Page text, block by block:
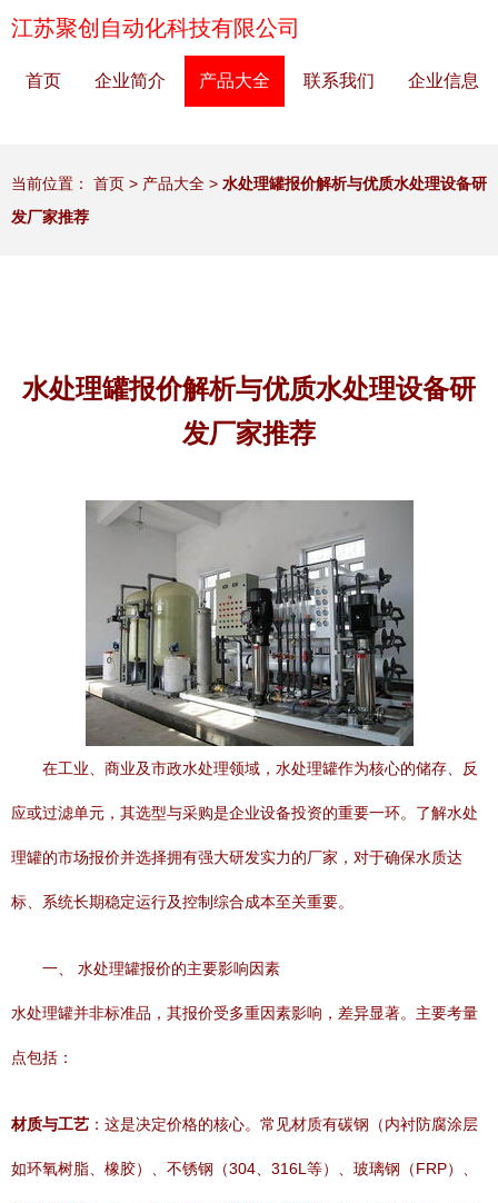
江苏聚创自动化科技有限公司
首页 企业简介 产品大全 联系我们 企业信息
当前位置： 首页 > 产品大全 > 水处理罐报价解析与优质水处理设备研
发厂家推荐
水处理罐报价解析与优质水处理设备研
发厂家推荐
在工业、商业及市政水处理领域，水处理罐作为核心的储存、反
应或过滤单元，其选型与采购是企业设备投资的重要一环。了解水处
理罐的市场报价并选择拥有强大研发实力的厂家，对于确保水质达
标、系统长期稳定运行及控制综合成本至关重要。
一、 水处理罐报价的主要影响因素
水处理罐并非标准品，其报价受多重因素影响，差异显著。主要考量
点包括：
材质与工艺 ：这是决定价格的核心。常见材质有碳钢（内衬防腐涂层
如环氧树脂、橡胶）、不锈钢（304、316L等）、玻璃钢（FRP）、